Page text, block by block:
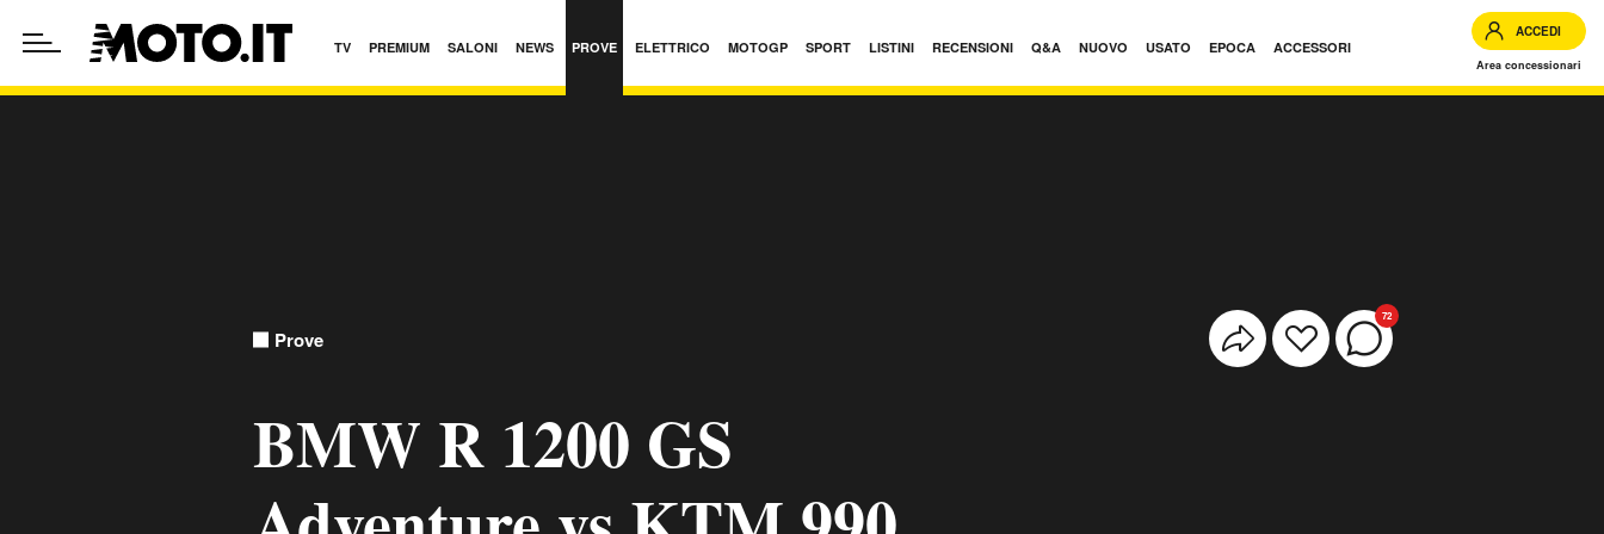
TV PREMIUM SALONI NEWS PROVE ELETTRICO MOTOGP SPORT LISTINI RECENSIONI Q&A NUOVO USATO EPOCA ACCESSORI
ACCEDI
Area concessionari
Prove
BMW R 1200 GS
72